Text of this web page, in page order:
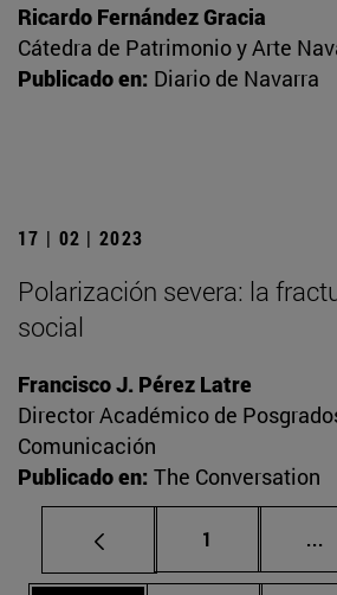
Ricardo Fernández Gracia
Cátedra de Patrimonio y Arte
Publicado en: Diario de Navarra
17 | 02 | 2023
Polarización severa: la
social
Francisco J. Pérez Latre
Director Académico de
Comunicación
Publicado en: The Conversation
Página
1 ...